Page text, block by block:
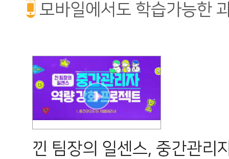
모바일에서도 학습가능한
낀 팀장의 일센스, 중간관리